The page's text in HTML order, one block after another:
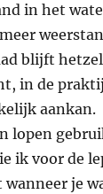
in het
blijft
in de
aankan.
lopen
ik voor de
wanneer je